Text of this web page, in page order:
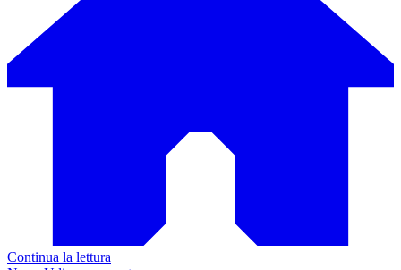
Continua la lettura